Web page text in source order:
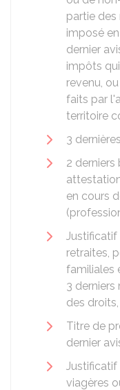
partie des
imposé
dernier
impôts
revenu,
faits par
territoire
3
2 derniers
en cours
Justificatif
retraites,
familiales
3
des
Titre de
dernier
Justificatif
viagères